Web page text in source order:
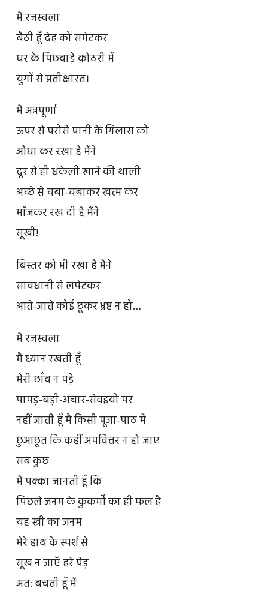
मैं रजस्वला
बैठी हूँ देह को समेटकर
घर के पिछवाड़े कोठरी में
युगों से प्रतीक्षारत।
मैं अन्नपूर्णा
ऊपर से परोसे पानी के गिलास को
औंधा कर रखा है मैंने
दूर से ही धकेली खाने की थाली
अच्छे से चबा-चबाकर ख़त्म कर
माँजकर रख दी है मैंने
सूखी!
बिस्तर को भी रखा है मैंने
सावधानी से लपेटकर
आते-जाते कोई छूकर भ्रष्ट न हो…
मैं रजस्वला
मैं ध्यान रखती हूँ
मेरी छाँव न पड़े
पापड़-बड़ी-अचार-सेवइयों पर
नहीं जाती हूँ मैं किसी पूजा-पाठ में
छुआछूत कि कहीं अपवित्तर न हो जाए
सब कुछ
मैं पक्का जानती हूँ कि
पिछले जनम के कुकर्मों का ही फल है
यह स्त्री का जनम
मेरे हाथ के स्पर्श से
सूख न जाएँ हरे पेड़
अत: बचती हूँ मैं